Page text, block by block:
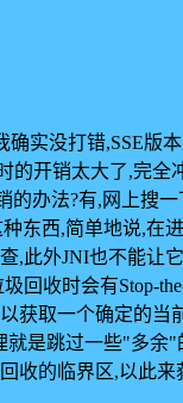
确实没打错,SSE版
的开销太大了,完全
的办法?有,网上搜
东西,简单地说,在
,此外JNI也不能让
回收时会有Stop-
获取一个确定的当
就是跳过一些"多余
收的临界区,以此来